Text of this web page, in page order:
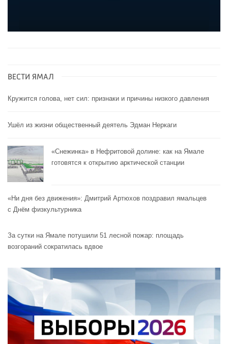
ВЕСТИ ЯМАЛ
Кружится голова, нет сил: признаки и причины низкого давления
Ушёл из жизни общественный деятель Эдман Неркаги
«Снежинка» в Нефритовой долине: как на Ямале
готовятся к открытию арктической станции
«Ни дня без движения»: Дмитрий Артюхов поздравил ямальцев
с Днём физкультурника
За сутки на Ямале потушили 51 лесной пожар: площадь
возгораний сократилась вдвое